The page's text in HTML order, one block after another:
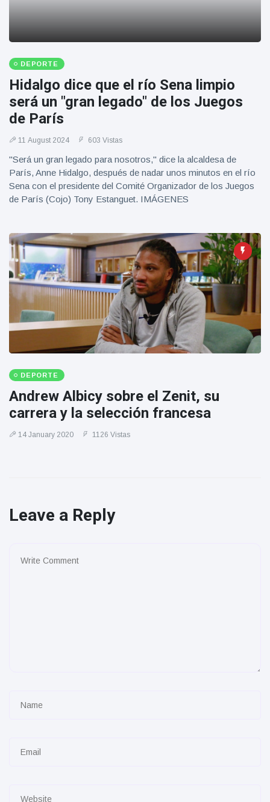
DEPORTE
Hidalgo dice que el río Sena limpio
será un "gran legado" de los Juegos
de París
11 August 2024 603 Vistas
"Será un gran legado para nosotros," dice la alcaldesa de
París, Anne Hidalgo, después de nadar unos minutos en el río
Sena con el presidente del Comité Organizador de los Juegos
de París (Cojo) Tony Estanguet. IMÁGENES
DEPORTE
Andrew Albicy sobre el Zenit, su
carrera y la selección francesa
14 January 2020 1126 Vistas
Leave a Reply